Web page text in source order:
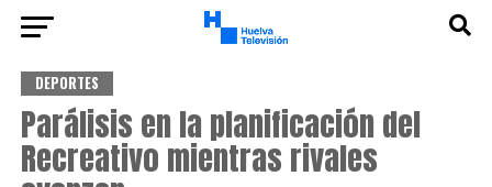
DEPORTES
Parálisis en la planificación del
Recreativo mientras rivales